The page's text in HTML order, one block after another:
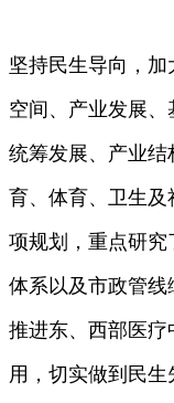
坚持民生导向，
空间、产业发展
统筹发展、产业
育、体育、卫生
项规划，重点研究
体系以及市政管
推进东、西部医
用，切实做到民生